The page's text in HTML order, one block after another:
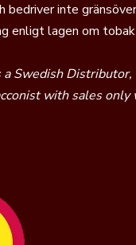
bedriver inte
enligt lagen om
a Swedish
with sales only